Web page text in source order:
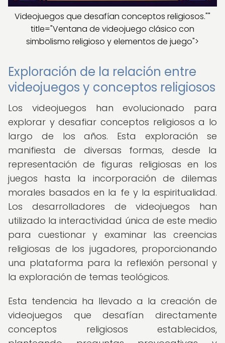
Videojuegos que desafían conceptos religiosos.""
title="Ventana de videojuego clásico con
simbolismo religioso y elementos de juego">
Exploración de la relación entre
videojuegos y conceptos religiosos
Los videojuegos han evolucionado para
explorar y desafiar conceptos religiosos a lo
largo de los años. Esta exploración se
manifiesta de diversas formas, desde la
representación de figuras religiosas en los
juegos hasta la incorporación de dilemas
morales basados en la fe y la espiritualidad.
Los desarrolladores de videojuegos han
utilizado la interactividad única de este medio
para cuestionar y examinar las creencias
religiosas de los jugadores, proporcionando
una plataforma para la reflexión personal y
la exploración de temas teológicos.
Esta tendencia ha llevado a la creación de
videojuegos que desafían directamente
conceptos religiosos establecidos,